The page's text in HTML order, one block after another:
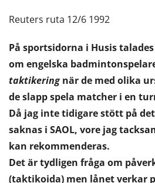
Reuters ruta 12/6 1992
På sportsidorna i Husis
om engelska
taktikering när de med olika
de slapp spela matcher i en
Då jag inte tidigare stött på
saknas i SAOL, vore jag
kan rekommenderas.
Det är tydligen fråga om
(taktikoida) men lånet verkar